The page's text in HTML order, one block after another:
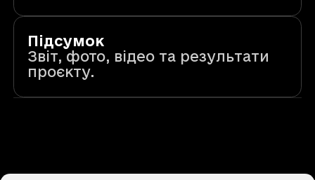
Підсумок
Звіт, фото, відео та результати
проєкту.